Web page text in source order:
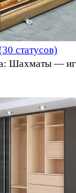
статусов)
Шахматы —